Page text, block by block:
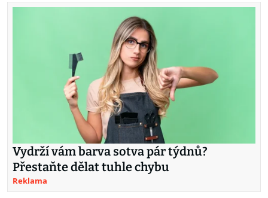
Vydrží vám barva sotva pár týdnů?
Přestaňte dělat tuhle chybu
Reklama